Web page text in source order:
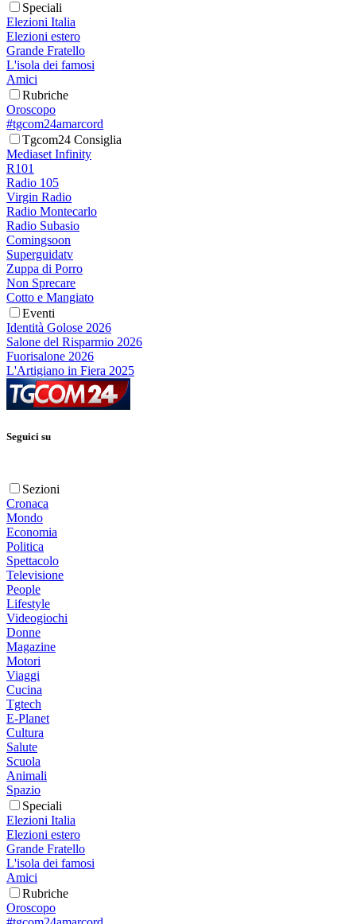
Speciali
Elezioni Italia
Elezioni estero
Grande Fratello
L'isola dei famosi
Amici
Rubriche
Oroscopo
#tgcom24amarcord
Tgcom24 Consiglia
Mediaset Infinity
R101
Radio 105
Virgin Radio
Radio Montecarlo
Radio Subasio
Comingsoon
Superguidatv
Zuppa di Porro
Non Sprecare
Cotto e Mangiato
Eventi
Identità Golose 2026
Salone del Risparmio 2026
Fuorisalone 2026
L'Artigiano in Fiera 2025
Seguici su
Sezioni
Cronaca
Mondo
Economia
Politica
Spettacolo
Televisione
People
Lifestyle
Videogiochi
Donne
Magazine
Motori
Viaggi
Cucina
Tgtech
E-Planet
Cultura
Salute
Scuola
Animali
Spazio
Speciali
Elezioni Italia
Elezioni estero
Grande Fratello
L'isola dei famosi
Amici
Rubriche
Oroscopo